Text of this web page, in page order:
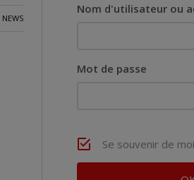
NEWS
Nom d'utilisateur ou
Mot de passe
Se souvenir de moi